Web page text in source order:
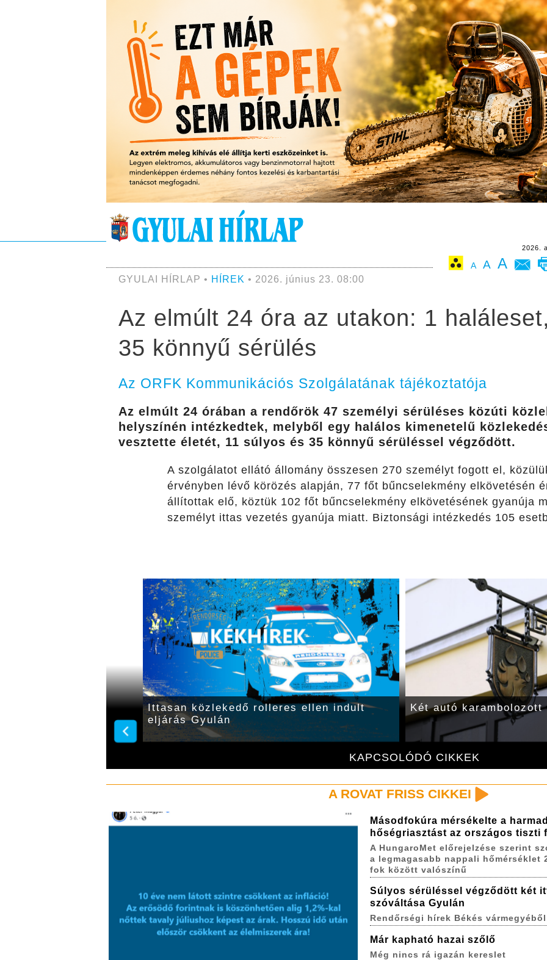
2026.
A A A
GYULAI HÍRLAP • HÍREK • 2026. június 23. 08:00
Az elmúlt 24 óra az utakon: 1
35 könnyű sérülés
Az ORFK Kommunikációs Szolgálatának tájékoztatója
Az elmúlt 24 órában a rendőrök 47 személyi sérüléses közúti
helyszínén intézkedtek, melyből egy halálos kimenetelű
vesztette életét, 11 súlyos és 35 könnyű sérüléssel végződött.
A szolgálatot ellátó állomány összesen 270 személyt fogott el,
érvényben lévő körözés alapján, 77 főt bűncselekmény elkövetésén
állítottak elő, köztük 102 főt bűncselekmény elkövetésének gyanúja
személyt ittas vezetés gyanúja miatt. Biztonsági intézkedés 105
KAPCSOLÓDÓ CIKKEK
Ittasan közlekedő rolleres ellen indult
eljárás Gyulán
Két autó karambolozott
A ROVAT FRISS CIKKEI
Másodfokúra mérsékelte a
hőségriasztást az országos tiszti
A HungaroMet előrejelzése szerint
a legmagasabb nappali hőmérséklet
fok között valószínű
Súlyos sérüléssel végződött két
szóváltása Gyulán
Rendőrségi hírek Békés vármegyéből
Már kapható hazai szőlő
Még nincs rá igazán kereslet